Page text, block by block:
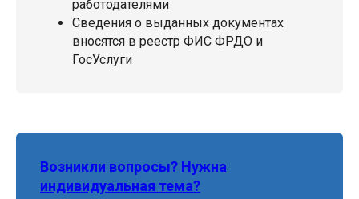
работодателями
Сведения о выданных документах
вносятся в реестр ФИС ФРДО и
ГосУслуги
Возникли вопросы? Нужна
индивидуальная тема?